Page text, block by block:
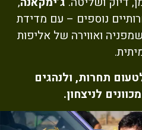
נוספים – עם מדידת
ואווירה של אליפות
תחרות, ולנהגים
לניצחון.